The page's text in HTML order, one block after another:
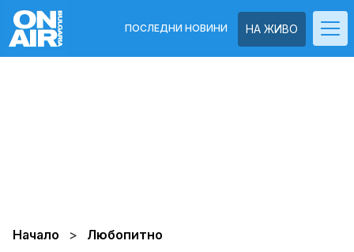
НА ЖИВО
ПОСЛЕДНИ НОВИНИ
Начало Любопитно